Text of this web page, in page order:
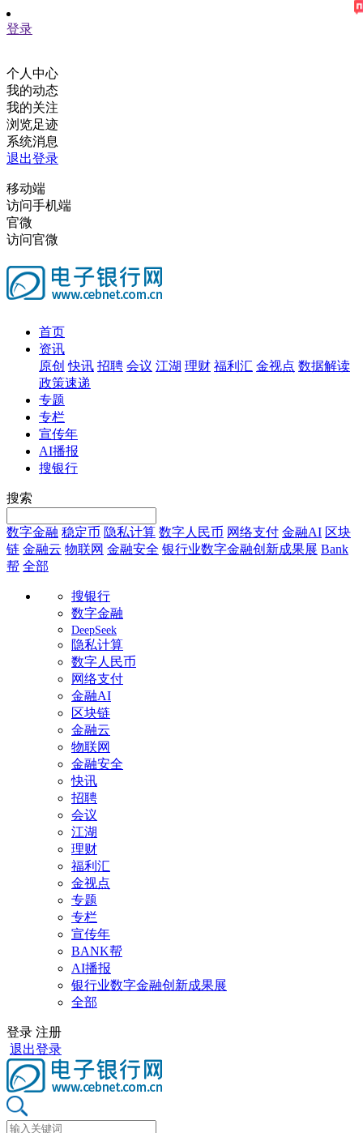
登录
个人中心
我的动态
我的关注
浏览足迹
系统消息
退出登录
移动端
访问手机端
官微
访问官微
首页
资讯
原创 快讯 招聘 会议 江湖 理财 福利汇 金视点 数据解读
政策速递
专题
专栏
宣传年
AI播报
搜银行
搜索
数字金融 稳定币 隐私计算 数字人民币 网络支付 金融AI 区块
链 金融云 物联网 金融安全 银行业数字金融创新成果展 Bank
帮 全部
搜银行
数字金融
DeepSeek
隐私计算
数字人民币
网络支付
金融AI
区块链
金融云
物联网
金融安全
快讯
招聘
会议
江湖
理财
福利汇
金视点
专题
专栏
宣传年
BANK帮
AI播报
银行业数字金融创新成果展
全部
登录 注册
退出登录